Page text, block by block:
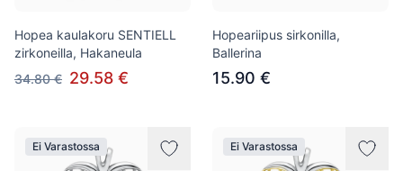
Hopea kaulakoru SENTIELL
zirkoneilla, Hakaneula
34.80 € 29.58 €
Hopeariipus sirkonilla,
Ballerina
15.90 €
Ei Varastossa Ei Varastossa